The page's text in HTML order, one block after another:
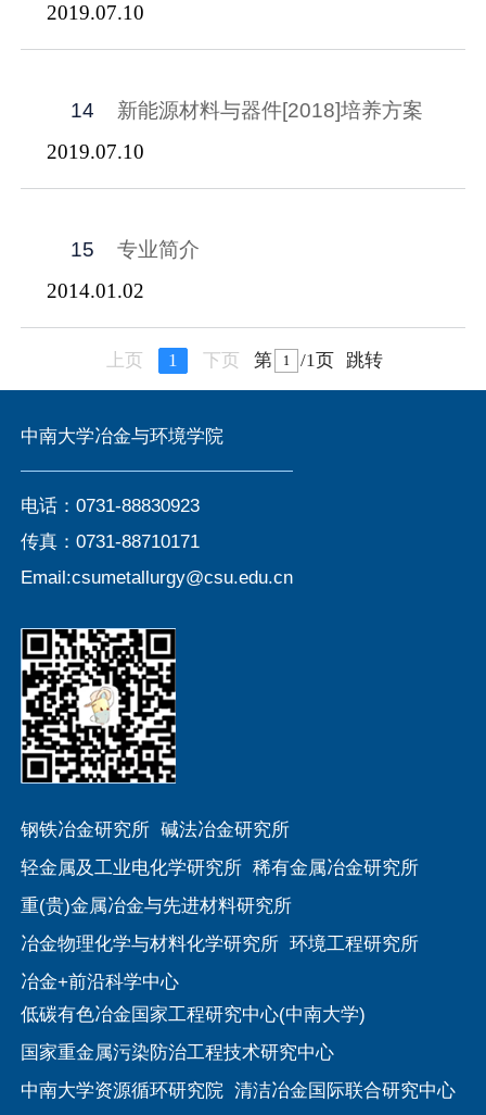
2019.07.10
14
新能源材料与器件[2018]培养方案
2019.07.10
15
专业简介
2014.01.02
上页 1 下页 第 /1页 跳转
中南大学冶金与环境学院
电话：0731-88830923
传真：0731-88710171
Email:csumetallurgy@csu.edu.cn
钢铁冶金研究所 碱法冶金研究所
轻金属及工业电化学研究所 稀有金属冶金研究所
重(贵)金属冶金与先进材料研究所
冶金物理化学与材料化学研究所 环境工程研究所
冶金+前沿科学中心
低碳有色冶金国家工程研究中心(中南大学)
国家重金属污染防治工程技术研究中心
中南大学资源循环研究院 清洁冶金国际联合研究中心